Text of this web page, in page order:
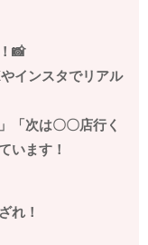
📸
やインスタでリアル
「次は〇〇店行く
います！
れ！